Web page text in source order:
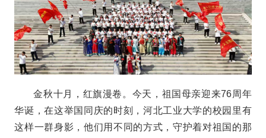
金秋十月，红旗漫卷。今天，祖国母亲迎来76周年
华诞，在这举国同庆的时刻，河北工业大学的校园里有
这样一群身影，他们用不同的方式，守护着对祖国的那